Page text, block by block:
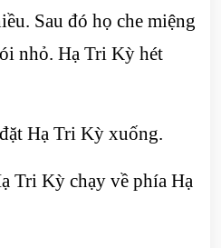
Sau đó họ che miệng
nhỏ. Hạ Tri Kỳ hét
Hạ Tri Kỳ xuống.
Tri Kỳ chạy về phía Hạ